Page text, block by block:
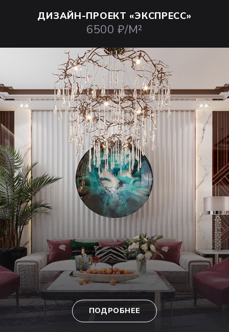
ДИЗАЙН-ПРОЕКТ «ЭКСПРЕСС»
6500 ₽/М²
ПОДРОБНЕЕ